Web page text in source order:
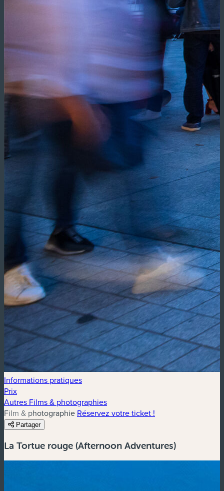
Informations pratiques
Prix
Autres Films & photographies
Film & photographie Réservez votre ticket !
Partager
La Tortue rouge (Afternoon Adventures)